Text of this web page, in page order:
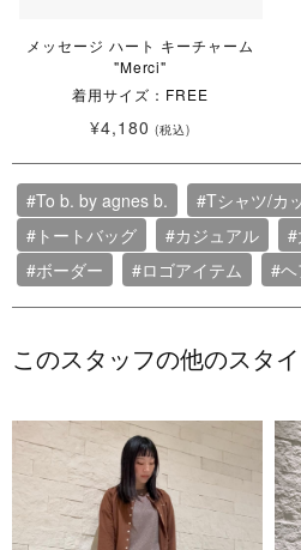
メッセージ ハート キーチャーム
"Merci"
着用サイズ：FREE
¥4,180(税込)
#To b. by agnes b. #Tシャツ/カ
#トートバッグ
#カジュアル
#
#ボーダー
#ロゴアイテム #
このスタッフの他のスタ